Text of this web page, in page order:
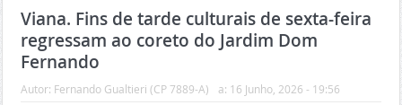
Viana. Fins de tarde culturais de sexta-feira
regressam ao coreto do Jardim Dom
Fernando
Autor: Fernando Gualtieri (CP 7889-A) a: 16 Junho, 2026 - 19:56